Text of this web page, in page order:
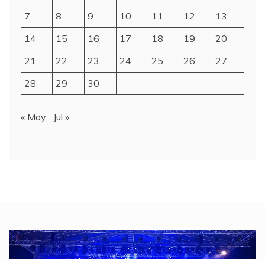
7
8 9 10 11 12
13
14
15 16 17 18 19
20
21
22 23 24 25 26
27
28
29 30
« May Jul »
Video
Player